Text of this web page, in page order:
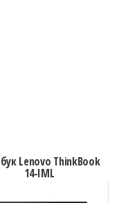
Lenovo ThinkBook
14-IML